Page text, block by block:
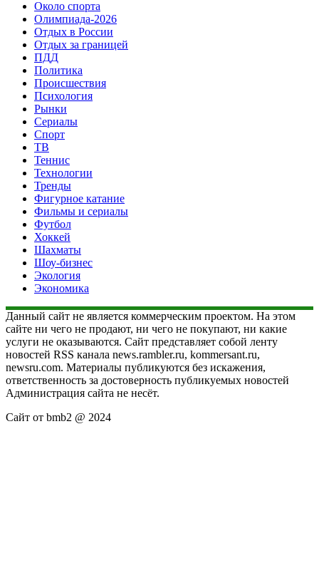
Около спорта
Олимпиада-2026
Отдых в России
Отдых за границей
ПДД
Политика
Происшествия
Психология
Рынки
Сериалы
Спорт
ТВ
Теннис
Технологии
Тренды
Фигурное катание
Фильмы и сериалы
Футбол
Хоккей
Шахматы
Шоу-бизнес
Экология
Экономика
Данный сайт не является коммерческим проектом. На этом
сайте ни чего не продают, ни чего не покупают, ни какие
услуги не оказываются. Сайт представляет собой ленту
новостей RSS канала news.rambler.ru, kommersant.ru,
newsru.com. Материалы публикуются без искажения,
ответственность за достоверность публикуемых новостей
Администрация сайта не несёт.
Сайт от bmb2 @ 2024